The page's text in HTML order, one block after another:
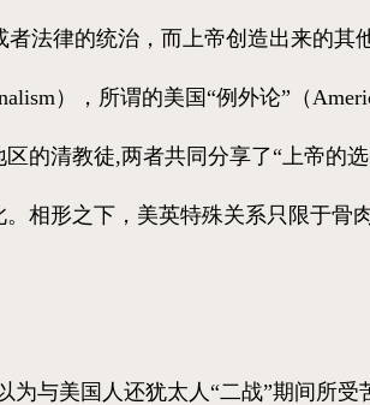
法律的统治，而上帝创造出来的其
），所谓的美国“例外论”（
的清教徒,两者共同分享了“上帝的
相形之下，美英特殊关系只限于骨
与美国人还犹太人“二战”期间所受